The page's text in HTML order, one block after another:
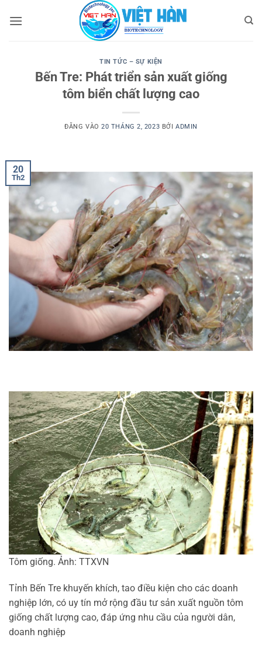
qua
TIN TỨC – SỰ KIỆN
Bến Tre: Phát triển sản xuất giống
tôm biển chất lượng cao
ĐĂNG VÀO20 THÁNG 2, 2023 BỞI ADMIN
20
Th2
Tôm giống. Ảnh: TTXVN
Tỉnh Bến Tre khuyến khích, tao điều kiện cho các doanh
nghiệp lớn, có uy tín mở rộng đầu tư sản xuất nguồn tôm
giống chất lượng cao, đáp ứng nhu cầu của người dân,
doanh nghiệp